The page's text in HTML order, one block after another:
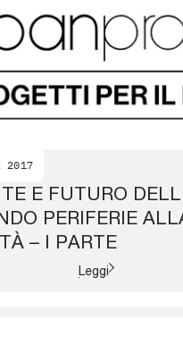
2017
E FUTURO
PERIFERIE
– I PARTE
Leggi